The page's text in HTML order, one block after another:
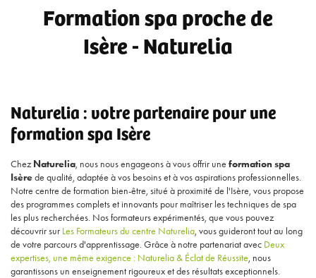
Formation spa proche de
Isère - Naturelia
Naturelia : votre partenaire pour une
formation spa Isère
ChezNaturelia, nous nous engageons à vous offrir une formation spa
Isèrede qualité, adaptée à vos besoins et à vos aspirations professionnelles.
Notre centre de formation bien-être, situé à proximité de l'Isère, vous propose
des programmes complets et innovants pour maîtriser les techniques de spa
les plus recherchées. Nos formateurs expérimentés, que vous pouvez
découvrir sur Les Formateurs du centre Naturelia, vous guideront tout au long
de votre parcours d'apprentissage. Grâce à notre partenariat avec Deux
expertises, une même exigence : Naturelia & Éclat de Réussite, nous
garantissons un enseignement rigoureux et des résultats exceptionnels.